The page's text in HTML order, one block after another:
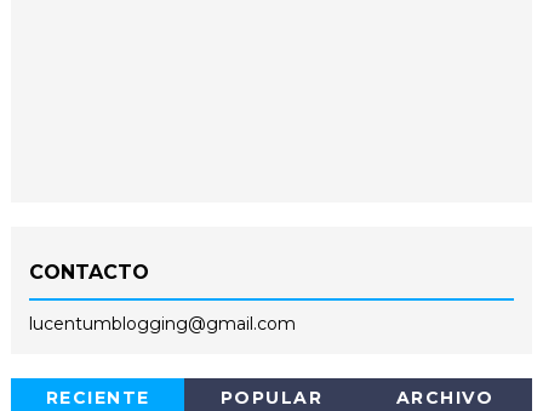
CONTACTO
lucentumblogging@gmail.com
RECIENTE POPULAR ARCHIVO